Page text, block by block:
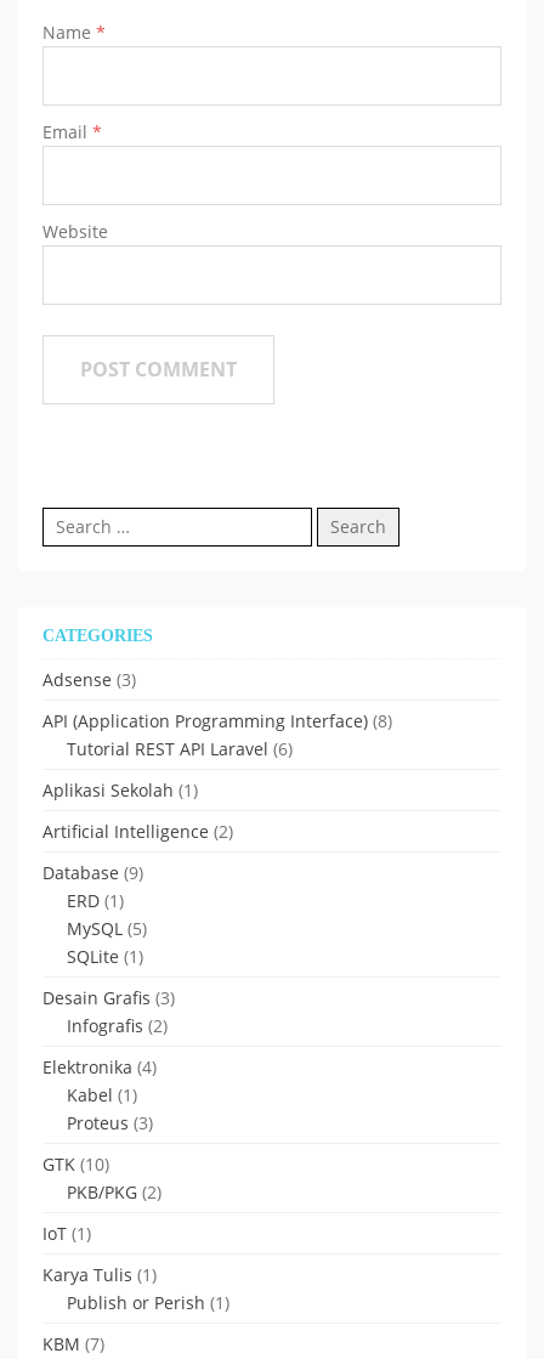
Name *
Email *
Website
Search
for:
CATEGORIES
Adsense (3)
API (Application Programming Interface) (8)
Tutorial REST API Laravel (6)
Aplikasi Sekolah (1)
Artificial Intelligence (2)
Database (9)
ERD (1)
MySQL (5)
SQLite (1)
Desain Grafis (3)
Infografis (2)
Elektronika (4)
Kabel (1)
Proteus (3)
GTK (10)
PKB/PKG (2)
IoT (1)
Karya Tulis (1)
Publish or Perish (1)
KBM (7)